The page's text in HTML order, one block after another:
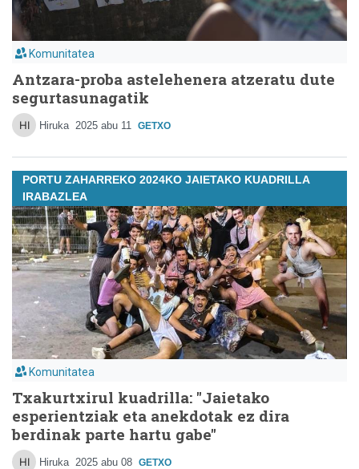
Komunitatea
Antzara-proba astelehenera atzeratu dute
segurtasunagatik
Hiruka 2025 abu 11 GETXO
PORTU ZAHARREKO 2024KO JAIETAKO KUADRILLA
IRABAZLEA
Komunitatea
Txakurtxirul kuadrilla: "Jaietako
esperientziak eta anekdotak ez dira
berdinak parte hartu gabe"
Hiruka 2025 abu 08 GETXO